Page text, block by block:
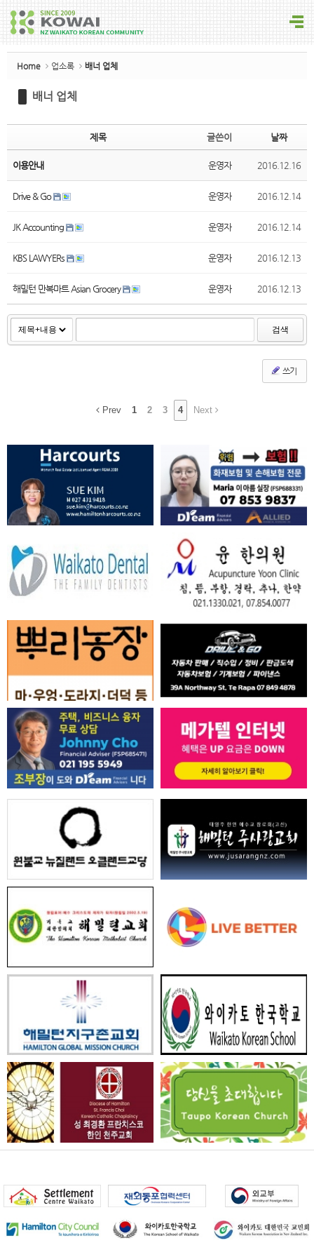
Home 업소록 배너 업체
배너 업체
제목 글쓴이 날짜
이용안내 운영자 2016.12.16
Drive & Go 운영자 2016.12.14
JK Accounting 운영자 2016.12.14
KBS LAWYERs 운영자 2016.12.13
해밀턴 만복마트 Asian Grocery 운영자 2016.12.13
검색
쓰기
Prev 1 2 3 4 Next
Sketchbook5, 스케치북5
Sketchbook5, 스케치북5